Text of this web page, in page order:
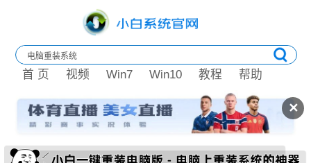
✕
首 页 视频 Win7 Win10 教程 帮助